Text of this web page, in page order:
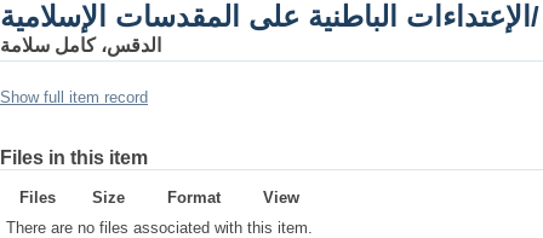
الإعتداءات الباطنية على المقدسات الإسلامية/
الدقس، كامل سلامة
Show full item record
Files in this item
Files Size Format
View
There are no files associated with this item.